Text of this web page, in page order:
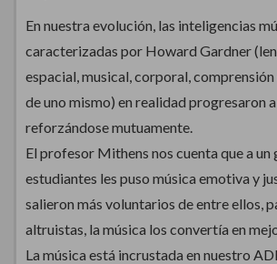
En nuestra evolución, las inteligencias
caracterizadas por Howard Gardner
espacial, musical, corporal, comprensión
de uno mismo) en realidad progresaron
reforzándose mutuamente.
El profesor Mithens nos cuenta que a un
estudiantes les puso música emotiva y
salieron más voluntarios de entre ellos,
altruistas, la música los convertía en
La música está incrustada en nuestro